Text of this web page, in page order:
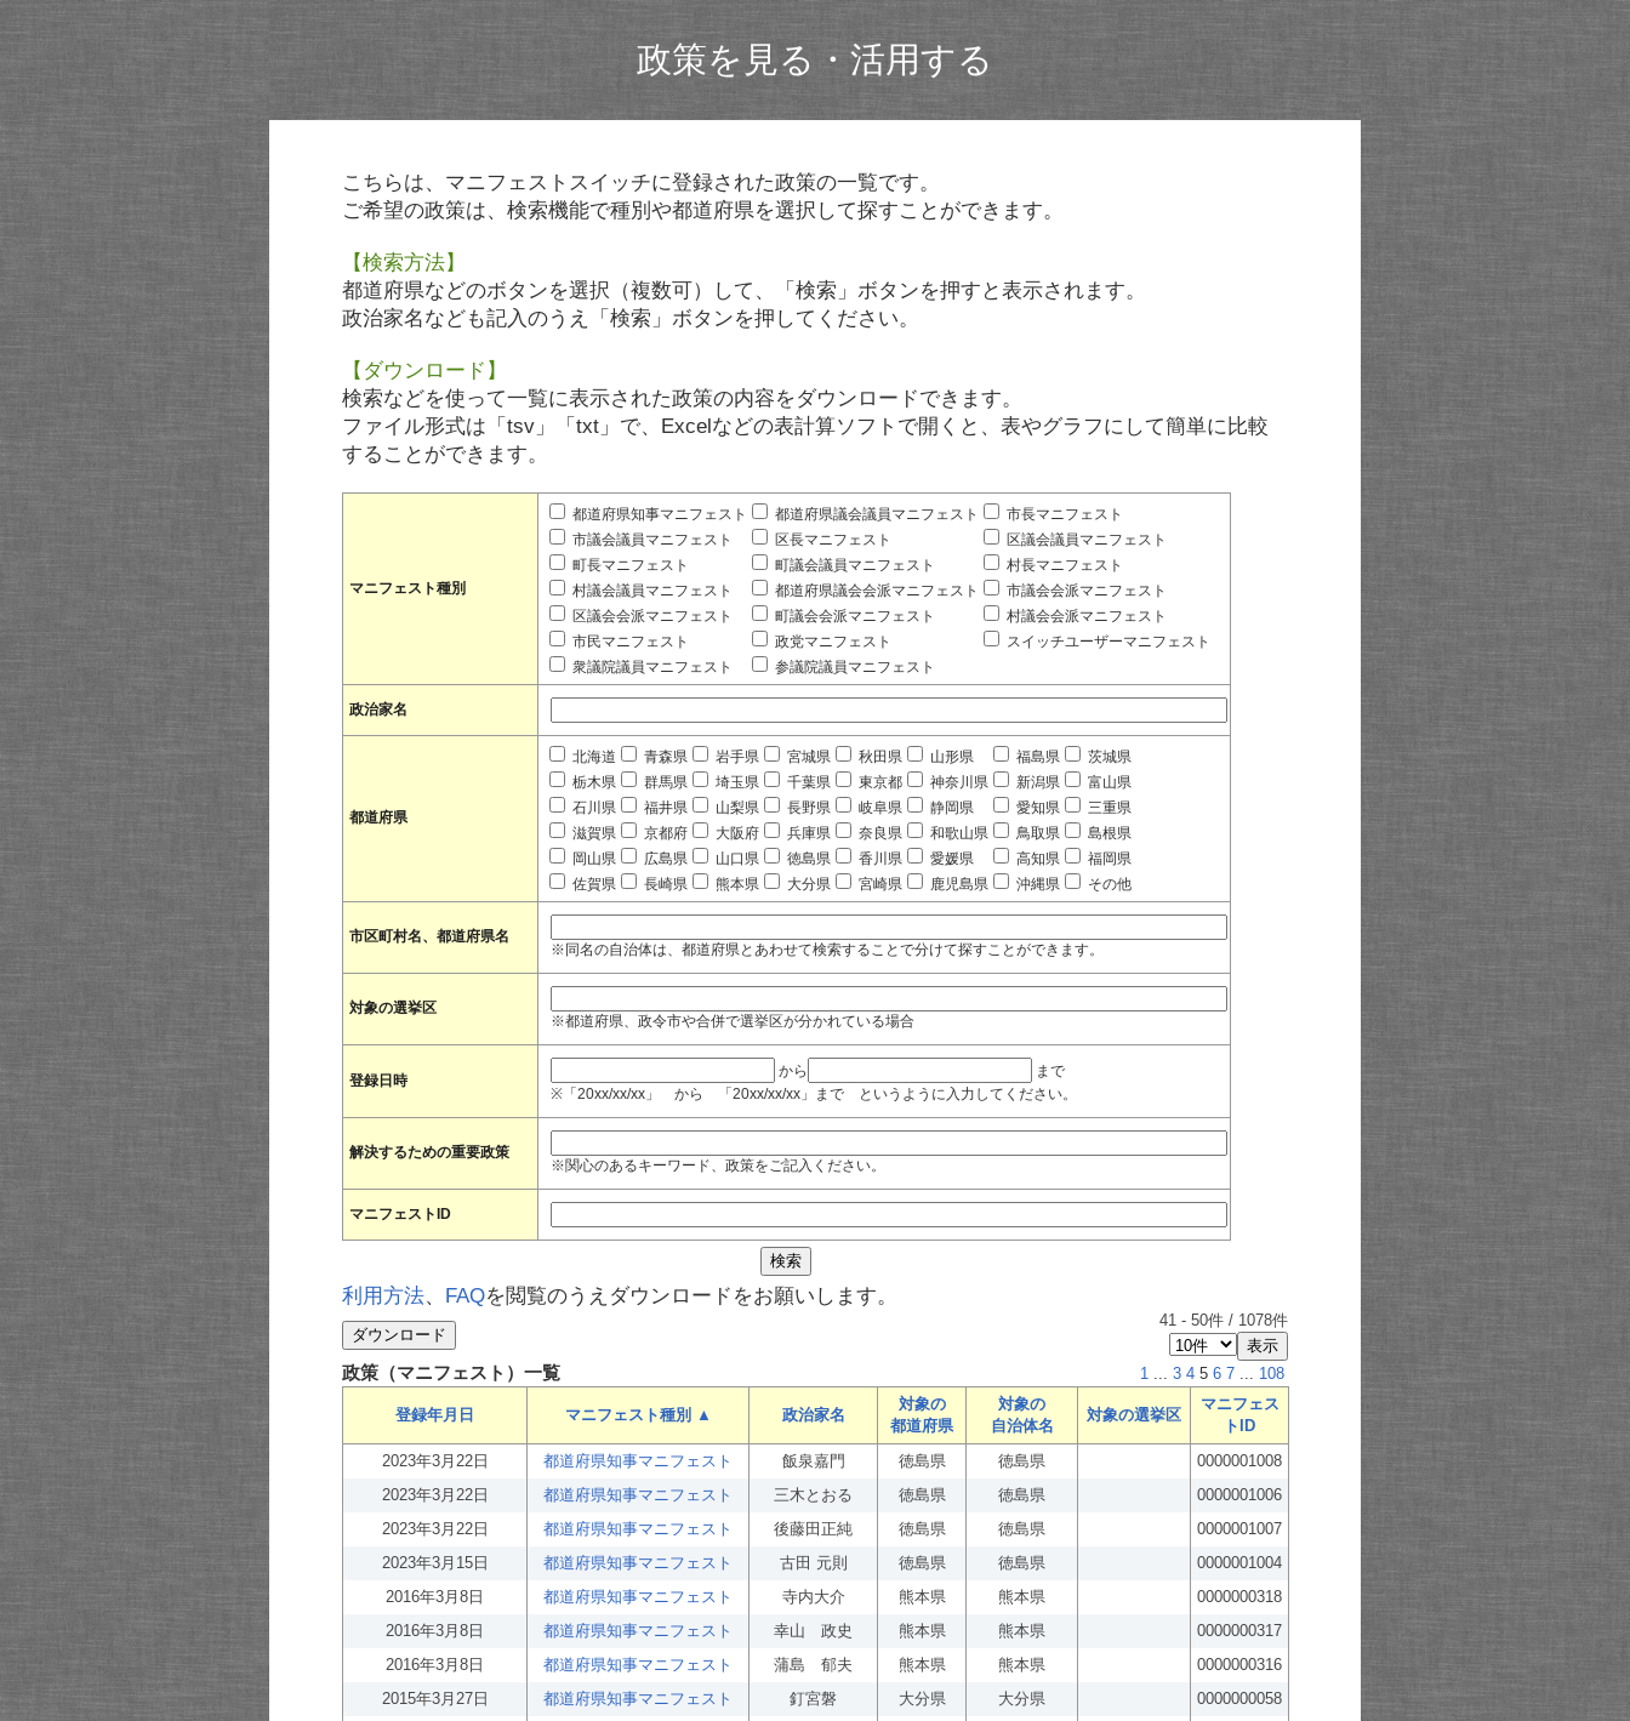
政策を見る・活用する
こちらは、マニフェストスイッチに登録された政策の一覧です。
ご希望の政策は、検索機能で種別や都道府県を選択して探すことができます。
【検索方法】
都道府県などのボタンを選択（複数可）して、「検索」ボタンを押すと表示されます。
政治家名なども記入のうえ「検索」ボタンを押してください。
【ダウンロード】
検索などを使って一覧に表示された政策の内容をダウンロードできます。
ファイル形式は「tsv」「txt」で、Excelなどの表計算ソフトで開くと、表やグラフにして簡単に比較
することができます。
マニフェスト種別
都道府県知事マニフェスト 都道府県議会議員マニフェスト
市長マニフェスト
市議会議員マニフェスト
区長マニフェスト
区議会議員マニフェスト
町長マニフェスト
町議会議員マニフェスト
村長マニフェスト
村議会議員マニフェスト
都道府県議会会派マニフェスト
市議会会派マニフェスト
区議会会派マニフェスト
町議会会派マニフェスト
村議会会派マニフェスト
市民マニフェスト
政党マニフェスト
スイッチユーザーマニフェスト
衆議院議員マニフェスト
参議院議員マニフェスト
政治家名
都道府県
北海道 青森県 岩手県 宮城県 秋田県 山形県 福島県
茨城県
栃木県
群馬県 埼玉県 千葉県 東京都 神奈川県 新潟県
富山県
石川県
福井県 山梨県 長野県 岐阜県 静岡県 愛知県
三重県
滋賀県
京都府 大阪府 兵庫県 奈良県 和歌山県 鳥取県
島根県
岡山県
広島県 山口県 徳島県 香川県 愛媛県 高知県
福岡県
佐賀県
長崎県 熊本県 大分県 宮崎県 鹿児島県 沖縄県 その他
市区町村名、都道府県名
※同名の自治体は、都道府県とあわせて検索することで分けて探すことができます。
対象の選挙区
※都道府県、政令市や合併で選挙区が分かれている場合
登録日時
から
まで
※「20xx/xx/xx」 から 「20xx/xx/xx」まで というように入力してください。
解決するための重要政策
※関心のあるキーワード、政策をご記入ください。
マニフェストID
利用方法、 FAQを閲覧のうえダウンロードをお願いします。
41 - 50件 / 1078件
政策（マニフェスト）一覧 1 ... 3 4 5 6 7 ... 108
登録年月日 マニフェスト種別 ▲ 政治家名
対象の
都道府県
対象の
自治体名
対象の選挙区
マニフェス
トID
2023年3月22日
都道府県知事マニフェスト 飯泉嘉門 徳島県 徳島県
0000001008
2023年3月22日
都道府県知事マニフェスト 三木とおる 徳島県 徳島県
0000001006
2023年3月22日
都道府県知事マニフェスト 後藤田正純 徳島県 徳島県
0000001007
2023年3月15日
都道府県知事マニフェスト 古田 元則 徳島県 徳島県
0000001004
2016年3月8日
都道府県知事マニフェスト 寺内大介 熊本県 熊本県
0000000318
2016年3月8日
都道府県知事マニフェスト 幸山 政史 熊本県 熊本県
0000000317
2016年3月8日
都道府県知事マニフェスト 蒲島 郁夫 熊本県 熊本県
0000000316
2015年3月27日
都道府県知事マニフェスト 釘宮磐 大分県 大分県
0000000058